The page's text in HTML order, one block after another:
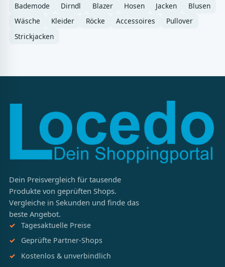
Bademode Dirndl Blazer Hosen Jacken
Blusen
Wäsche
Kleider Röcke Accessoires
Pullover
Strickjacken
Dein Preisvergleich für tausende
Produkte von geprüften Shops.
Vergleiche in Sekunden und finde das
beste Angebot.
Tagesaktuelle Preise
Geprüfte Partner-Shops
Kostenlos & unverbindlich